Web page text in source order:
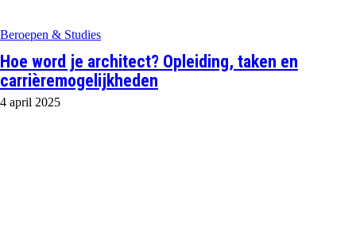
Beroepen & Studies
Hoe word je architect? Opleiding, taken en
carrièremogelijkheden
4 april 2025